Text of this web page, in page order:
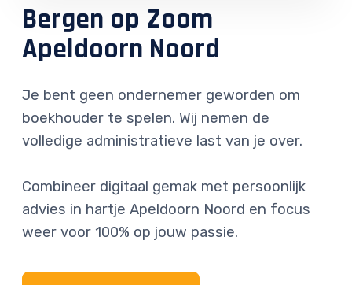
Bergen op Zoom
Apeldoorn Noord
Je bent geen ondernemer geworden om
boekhouder te spelen. Wij nemen de
volledige administratieve last van je over.
Combineer digitaal gemak met persoonlijk
advies in hartje Apeldoorn Noord en focus
weer voor 100% op jouw passie.